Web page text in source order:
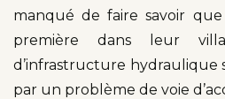
manqué de faire savoir
première dans leur
d’infrastructure hydraulique
par un problème de voie